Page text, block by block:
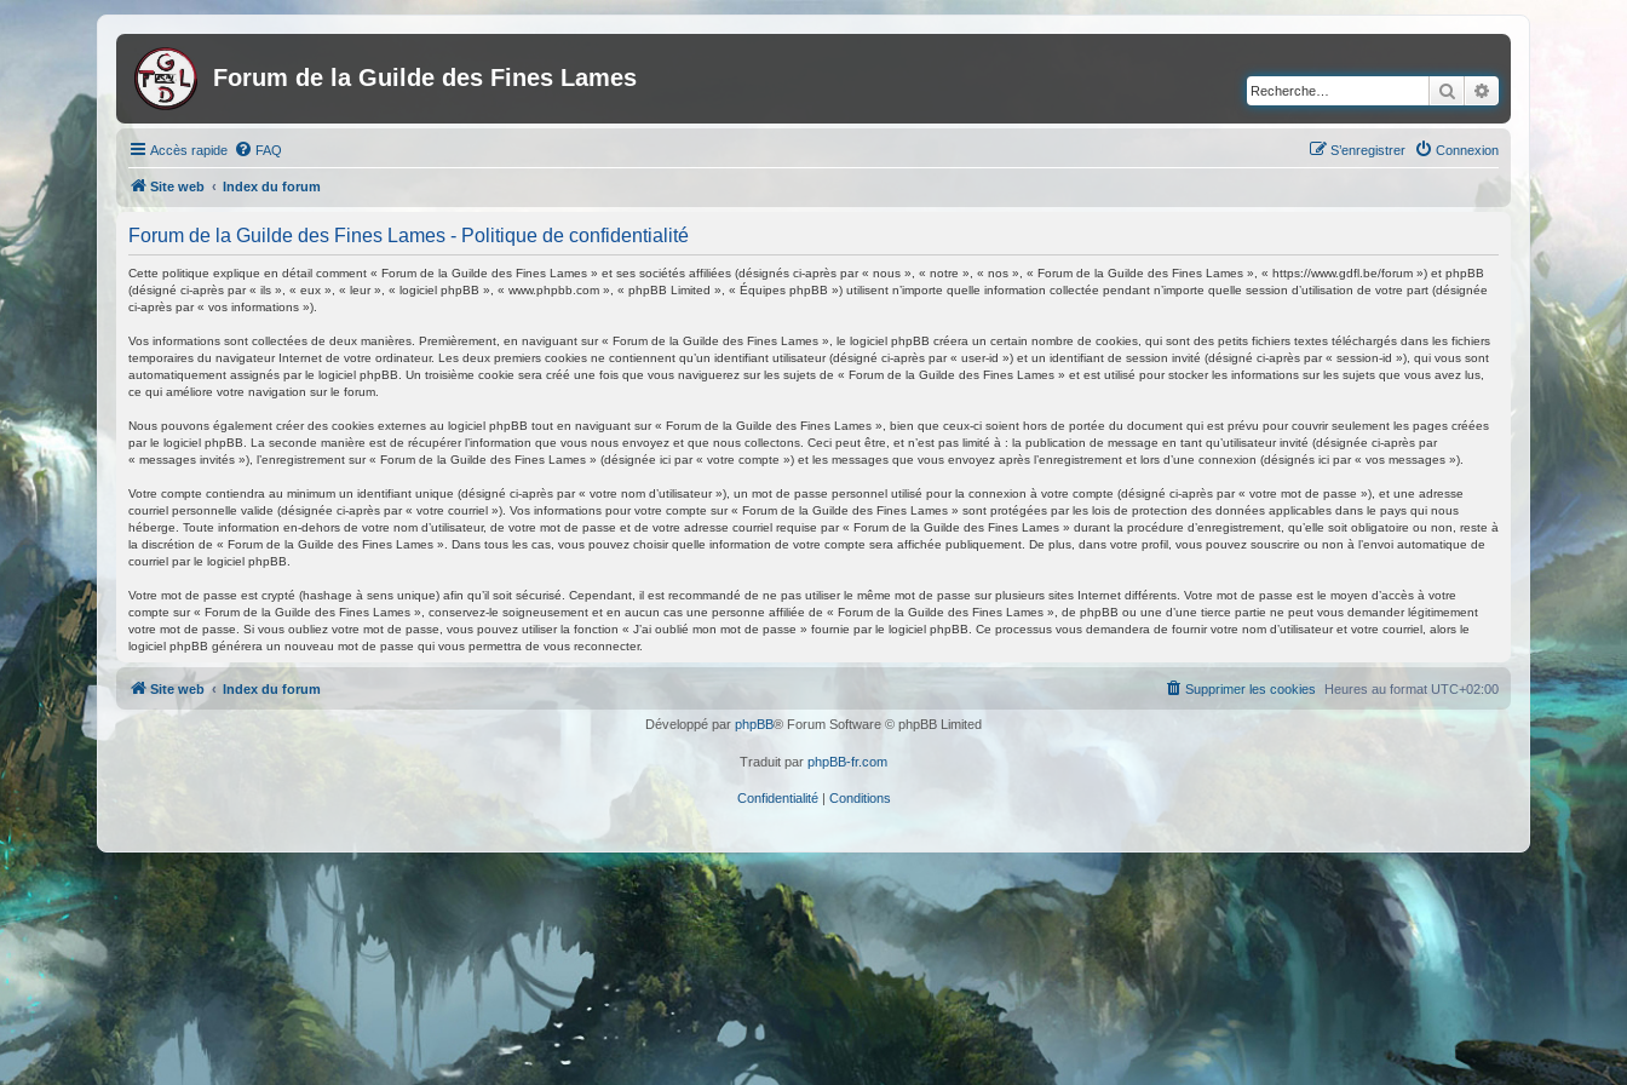
Forum de la Guilde des Fines Lames Rechercher
Accès rapide FAQ Connexion
S’enregistrer
Site web Index du forum
Forum de la Guilde des Fines Lames - Politique de confidentialité
Cette politique explique en détail comment « Forum de la Guilde des Fines Lames » et ses sociétés affiliées (désignés ci-après par « nous », « notre », « nos », « Forum de la Guilde des Fines Lames », « https://www.gdfl.be/forum ») et phpBB
(désigné ci-après par « ils », « eux », « leur », « logiciel phpBB », « www.phpbb.com », « phpBB Limited », « Équipes phpBB ») utilisent n’importe quelle information collectée pendant n’importe quelle session d’utilisation de votre part (désignée
ci-après par « vos informations »).
Vos informations sont collectées de deux manières. Premièrement, en naviguant sur « Forum de la Guilde des Fines Lames », le logiciel phpBB créera un certain nombre de cookies, qui sont des petits fichiers textes téléchargés dans les fichiers
temporaires du navigateur Internet de votre ordinateur. Les deux premiers cookies ne contiennent qu’un identifiant utilisateur (désigné ci-après par « user-id ») et un identifiant de session invité (désigné ci-après par « session-id »), qui vous sont
automatiquement assignés par le logiciel phpBB. Un troisième cookie sera créé une fois que vous naviguerez sur les sujets de « Forum de la Guilde des Fines Lames » et est utilisé pour stocker les informations sur les sujets que vous avez lus,
ce qui améliore votre navigation sur le forum.
Nous pouvons également créer des cookies externes au logiciel phpBB tout en naviguant sur « Forum de la Guilde des Fines Lames », bien que ceux-ci soient hors de portée du document qui est prévu pour couvrir seulement les pages créées
par le logiciel phpBB. La seconde manière est de récupérer l’information que vous nous envoyez et que nous collectons. Ceci peut être, et n’est pas limité à : la publication de message en tant qu’utilisateur invité (désignée ci-après par
« messages invités »), l’enregistrement sur « Forum de la Guilde des Fines Lames » (désignée ici par « votre compte ») et les messages que vous envoyez après l’enregistrement et lors d’une connexion (désignés ici par « vos messages »).
Votre compte contiendra au minimum un identifiant unique (désigné ci-après par « votre nom d’utilisateur »), un mot de passe personnel utilisé pour la connexion à votre compte (désigné ci-après par « votre mot de passe »), et une adresse
courriel personnelle valide (désignée ci-après par « votre courriel »). Vos informations pour votre compte sur « Forum de la Guilde des Fines Lames » sont protégées par les lois de protection des données applicables dans le pays qui nous
héberge. Toute information en-dehors de votre nom d’utilisateur, de votre mot de passe et de votre adresse courriel requise par « Forum de la Guilde des Fines Lames » durant la procédure d’enregistrement, qu’elle soit obligatoire ou non, reste à
la discrétion de « Forum de la Guilde des Fines Lames ». Dans tous les cas, vous pouvez choisir quelle information de votre compte sera affichée publiquement. De plus, dans votre profil, vous pouvez souscrire ou non à l’envoi automatique de
courriel par le logiciel phpBB.
Votre mot de passe est crypté (hashage à sens unique) afin qu’il soit sécurisé. Cependant, il est recommandé de ne pas utiliser le même mot de passe sur plusieurs sites Internet différents. Votre mot de passe est le moyen d’accès à votre
compte sur « Forum de la Guilde des Fines Lames », conservez-le soigneusement et en aucun cas une personne affiliée de « Forum de la Guilde des Fines Lames », de phpBB ou une d’une tierce partie ne peut vous demander légitimement
votre mot de passe. Si vous oubliez votre mot de passe, vous pouvez utiliser la fonction « J’ai oublié mon mot de passe » fournie par le logiciel phpBB. Ce processus vous demandera de fournir votre nom d’utilisateur et votre courriel, alors le
logiciel phpBB générera un nouveau mot de passe qui vous permettra de vous reconnecter.
Site web Index du forum Heures au format UTC+02:00
Supprimer les cookies
Développé par phpBB® Forum Software © phpBB Limited
Traduit par phpBB-fr.com
Confidentialité| Conditions